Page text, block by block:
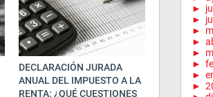
DECLARACIÓN JURADA
ANUAL DEL IMPUESTO A LA
RENTA: ¿QUÉ CUESTIONES
►
►
►
►
►
►
►
►